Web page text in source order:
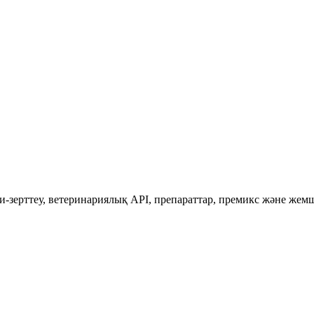
ветеринариялық API, препараттар, премикс және